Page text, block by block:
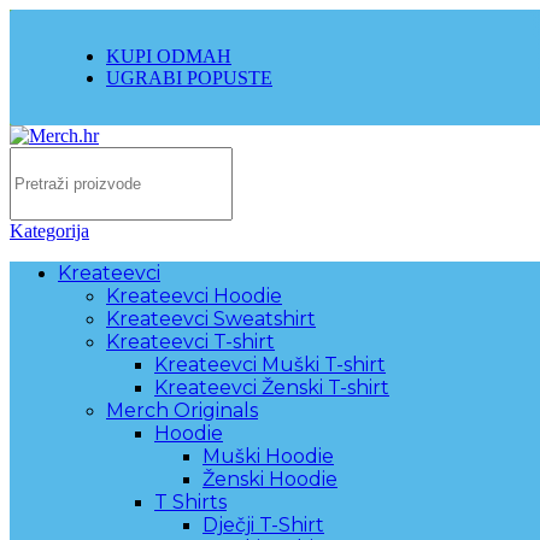
KUPI ODMAH
UGRABI POPUSTE
Kategorija
Kreateevci
Kreateevci Hoodie
Kreateevci Sweatshirt
Kreateevci T-shirt
Kreateevci Muški T-shirt
Kreateevci Ženski T-shirt
Merch Originals
Hoodie
Muški Hoodie
Ženski Hoodie
T Shirts
Dječji T-Shirt